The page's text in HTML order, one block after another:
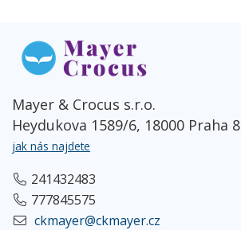
Mayer & Crocus s.r.o.
Heydukova 1589/6, 18000 Praha 8
jak nás najdete
241432483
777845575
ckmayer@ckmayer.cz